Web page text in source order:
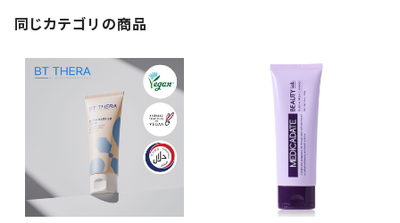
同じカテゴリの商品